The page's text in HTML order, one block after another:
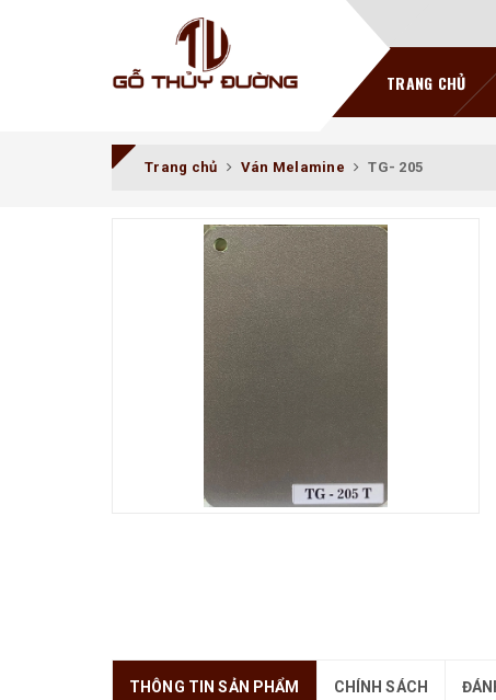
TRANG CHỦ
Trang chủ Ván Melamine TG- 205
THÔNG TIN SẢN PHẨM CHÍNH SÁCH